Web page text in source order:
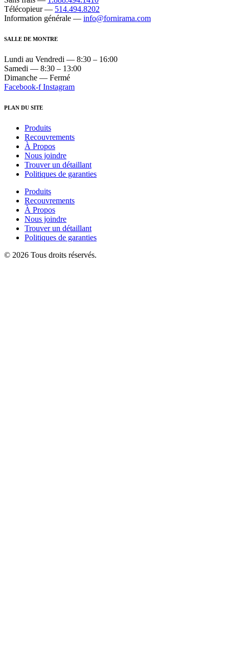
Télécopieur — 514.494.8202
Information générale — info@fornirama.com
SALLE DE MONTRE
Lundi au Vendredi — 8:30 – 16:00
Samedi — 8:30 – 13:00
Dimanche — Fermé
Facebook-f Instagram
PLAN DU SITE
Produits
Recouvrements
À Propos
Nous joindre
Trouver un détaillant
Politiques de garanties
Produits
Recouvrements
À Propos
Nous joindre
Trouver un détaillant
Politiques de garanties
© 2026 Tous droits réservés.